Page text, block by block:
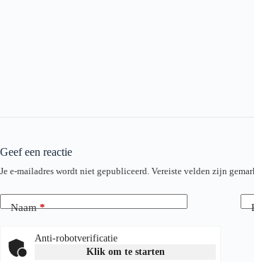
Geef een reactie
Je e-mailadres wordt niet gepubliceerd. Vereiste velden zijn
Naam*
Anti-robotverificatie
Klik om te starten